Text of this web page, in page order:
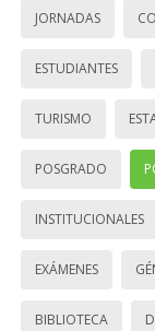
JORNADAS
ESTUDIANTES
TURISMO
POSGRADO
INSTITUCIONALES
EXÁMENES
BIBLIOTECA